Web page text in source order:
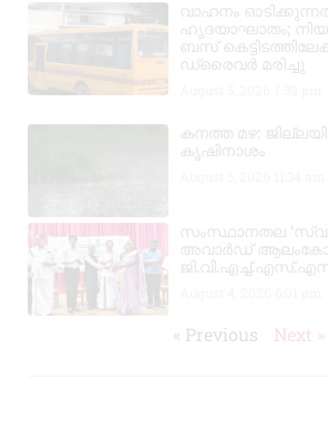
വാഹനം
ഹൃദയാഘാതം;
ബസ്
ഡ്രൈവർ മരിച്ചു
കനത്ത മഴ:
കൃഷിനാശം
സംസ്ഥാനതല
അവാർഡ്
« Previous Next »